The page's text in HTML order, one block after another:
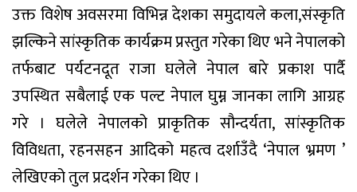
उक्त विशेष अवसरमा विभिन्न देशका समुदायले कला,संस्कृति
झल्किने सांस्कृतिक कार्यक्रम प्रस्तुत गरेका थिए भने नेपालको
तर्फबाट पर्यटनदूत राजा घलेले नेपाल बारे प्रकाश पार्दै
उपस्थित सबैलाई एक पल्ट नेपाल घुम्न जानका लागि आग्रह
गरे । घलेले नेपालको प्राकृतिक सौन्दर्यता, सांस्कृतिक
विविधता, रहनसहन आदिको महत्व दर्शाउँदै ‘नेपाल भ्रमण ’
लेखिएको तुल प्रदर्शन गरेका थिए ।